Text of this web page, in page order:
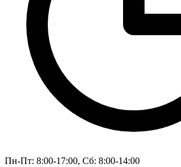
Пн-Пт: 8:00-17:00, Сб: 8:00-14:00